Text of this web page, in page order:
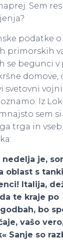
Sem
podatke
primorskih
se begunci v
domove,
svetovni vojni
Iz
sem
trga in
nedelja je,
oblast s
Italija,
te kraje po
bo
vašo
Sanje so